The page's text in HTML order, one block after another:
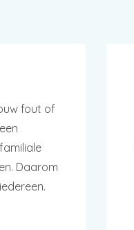
fout of
Daarom